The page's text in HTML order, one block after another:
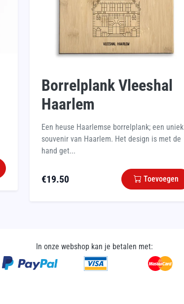
Borrelplank Vleeshal
Haarlem
Een heuse Haarlemse borrelplank; een uniek
souvenir van Haarlem. Het design is met de
hand get...
€19.50 Toevoegen
In onze webshop kan je betalen met: